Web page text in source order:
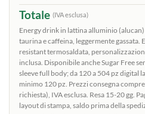
Totale (IVA esclusa)
Energy drink in lattina alluminio
taurina e caffeina, leggermente
resistant termosaldata,
inclusa. Disponibile anche Sugar Free
sleeve full body; da 120 a 504 pz digital
minimo 120 pz. Prezzi consegna
richiesta), IVA esclusa. Resa 15-20 gg.
layout di stampa, saldo prima della